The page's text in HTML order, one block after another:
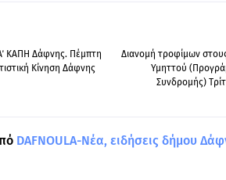
Διανομή τροφίμων
Υμηττού
Συνδρομής)
ΚΑΠΗ Δάφνης. Πέμπτη
Κίνηση Δάφνης
DAFNOULA-Νέα, ειδήσεις δήμου